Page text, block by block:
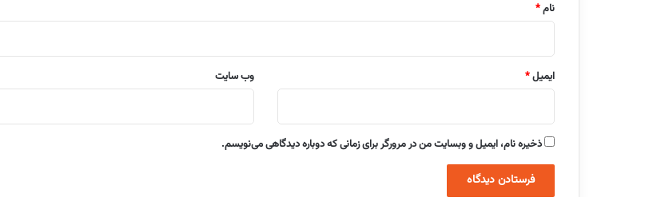
نام*
ایمیل* وب‌ سایت
ذخیره نام، ایمیل و وبسایت من در مرورگر برای زمانی که دوباره دیدگاهی می‌نویسم.